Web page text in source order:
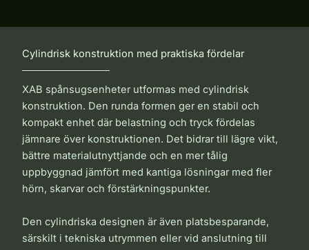
Cylindrisk konstruktion med praktiska fördelar
XAB spånsugsenheter utformas med cylindrisk
konstruktion. Den runda formen ger en stabil och
kompakt enhet där belastning och tryck fördelas
jämnare över konstruktionen. Det bidrar till lägre vikt,
bättre materialutnyttjande och en mer tålig
uppbyggnad jämfört med kantiga lösningar med fler
hörn, skarvar och förstärkningspunkter.
Den cylindriska designen är även platsbesparande,
särskilt i tekniska utrymmen eller vid anslutning till